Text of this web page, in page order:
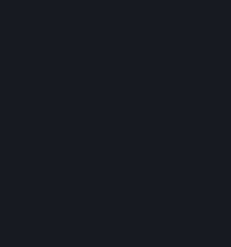
Πότε ισχύουν οι
Η προσφορά επιστροφής χρημάτων
βδομάδες από την αγορά και με
παιχνιδιού, ισχύει για παιχνίδια και
Κατάστημα Steam. Εδώ μπορείτε να
λειτουργούν οι επιστροφές χρημάτων
Επιστροφή χρημάτων σε Περιεχόμενο
(Περιεχόμενο Καταστήματος Steam
παιχνιδιού ή εφαρμογής λογισμικού,